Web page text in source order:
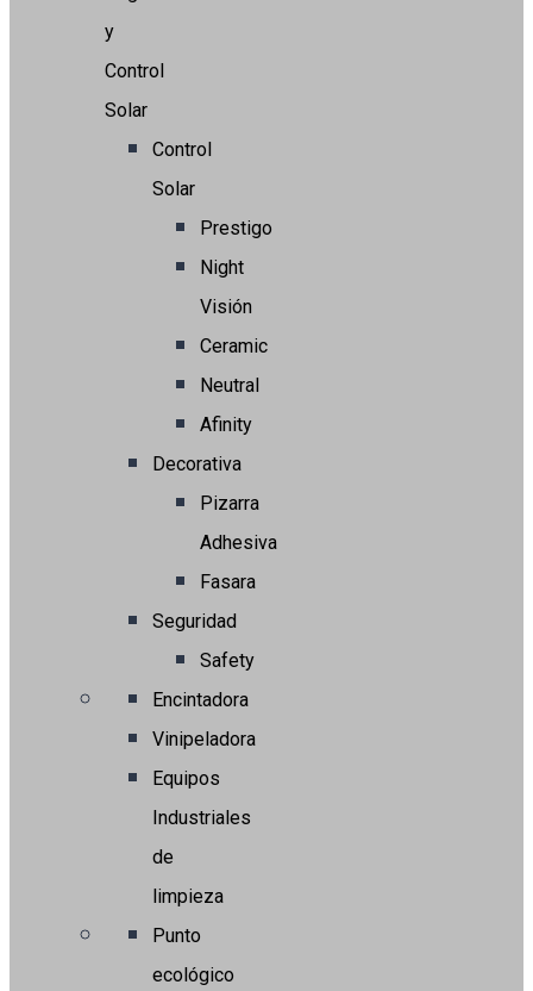
y
Control
Solar
Control
Solar
Prestigo
Night
Visión
Ceramic
Neutral
Afinity
Decorativa
Pizarra
Adhesiva
Fasara
Seguridad
Safety
Encintadora
Vinipeladora
Equipos
Industriales
de
limpieza
Punto
ecológico